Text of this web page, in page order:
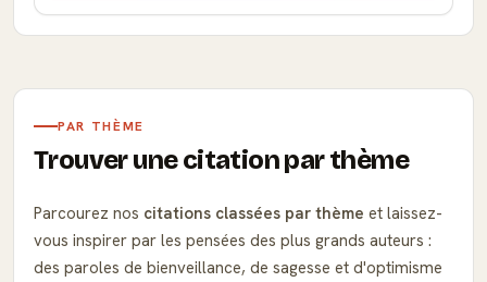
PAR THÈME
Trouver une citation par thème
Parcourez nos citations classées par thème et laissez-
vous inspirer par les pensées des plus grands auteurs :
des paroles de bienveillance, de sagesse et d'optimisme